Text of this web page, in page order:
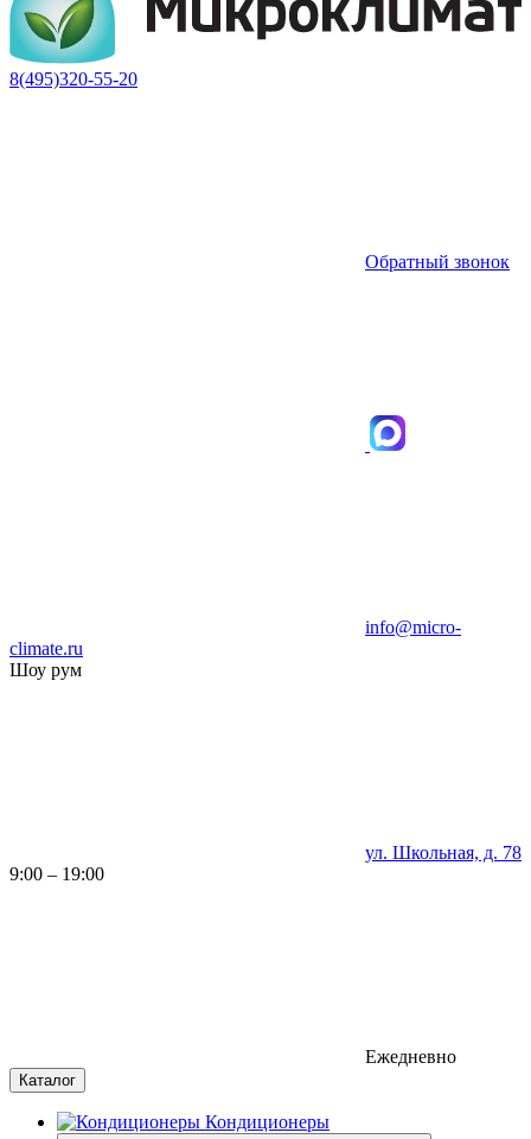
8(495)320-55-20
Обратный звонок
info@micro-
climate.ru
Шоу рум
ул. Школьная, д. 78
9:00 – 19:00
Ежедневно
Каталог
Кондиционеры